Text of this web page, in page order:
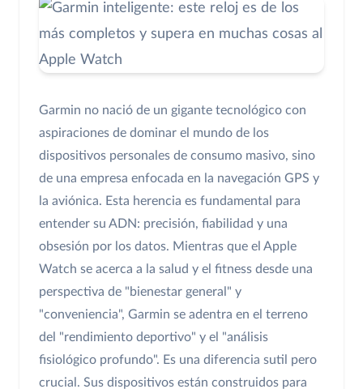
Garmin no nació de un gigante tecnológico con
aspiraciones de dominar el mundo de los
dispositivos personales de consumo masivo, sino
de una empresa enfocada en la navegación GPS y
la aviónica. Esta herencia es fundamental para
entender su ADN: precisión, fiabilidad y una
obsesión por los datos. Mientras que el Apple
Watch se acerca a la salud y el fitness desde una
perspectiva de "bienestar general" y
"conveniencia", Garmin se adentra en el terreno
del "rendimiento deportivo" y el "análisis
fisiológico profundo". Es una diferencia sutil pero
crucial. Sus dispositivos están construidos para